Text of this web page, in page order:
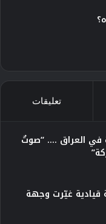
تعليقات
في العراق …. “صوتٌ
قيادية غيّرت وجهة